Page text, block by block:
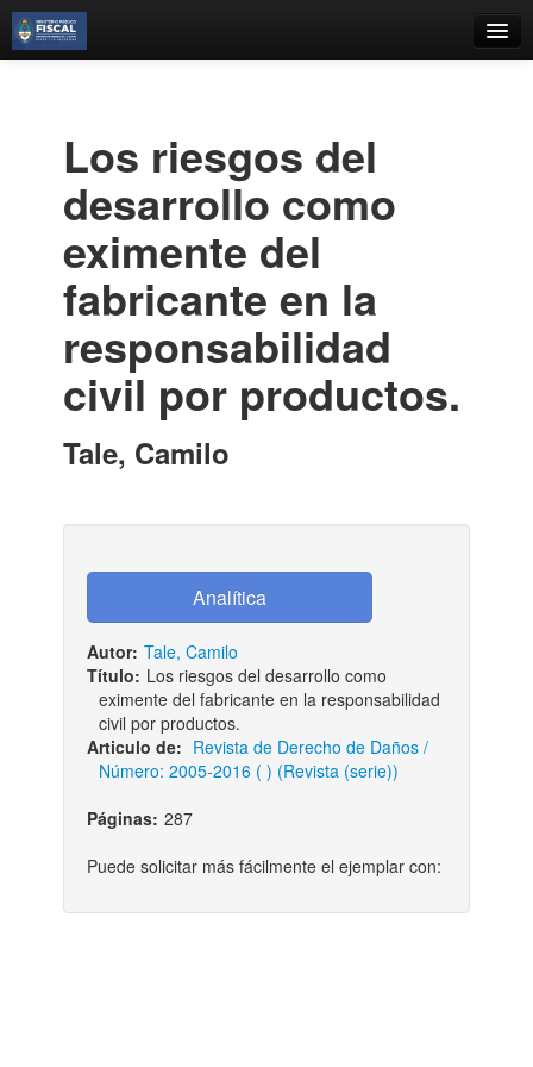
Estantes Virtuales
Contacto
Iniciar sesión
Los riesgos del
desarrollo como
eximente del
fabricante en la
responsabilidad
civil por productos.
Tale, Camilo
Autor: Tale, Camilo
Título: Los riesgos del desarrollo como
eximente del fabricante en la responsabilidad
civil por productos.
Articulo de: Revista de Derecho de Daños /
Número: 2005-2016 ( ) (Revista (serie))
Páginas: 287
Puede solicitar más fácilmente el ejemplar con: